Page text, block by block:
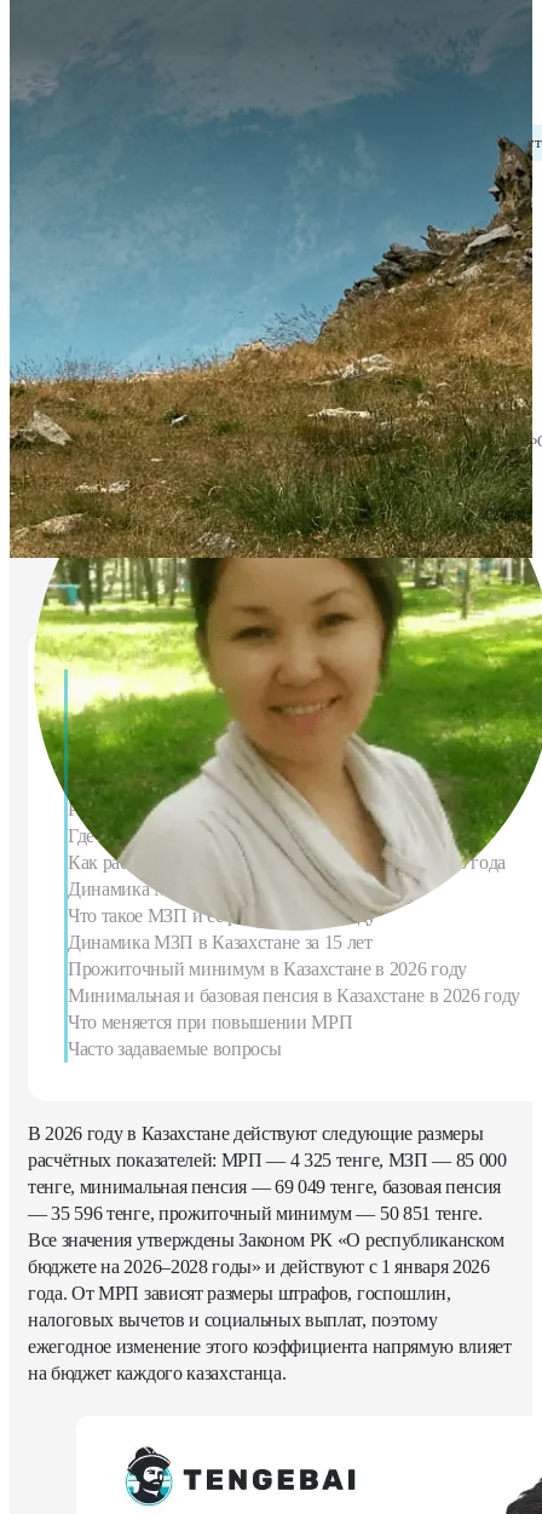
14 минут
МРП и МЗП в Казахстане в 2026
году: актуальные размеры и
Дана Қайыргелді
Эксперт по финансовой грамотности, Генеральный директор
TodayFinance Kazakhstan.
27.08.2024
07.05.2026
607
4.7
Содержание
Что такое МРП
На что влияет МРП
Размер МРП в Казахстане в 2026 году
Где применяется МРП на практике
Как рассчитать сумму в МРП — таблица для 2026 года
Динамика МРП в Казахстане за 15 лет
Что такое МЗП и её размер в 2026 году
Динамика МЗП в Казахстане за 15 лет
Прожиточный минимум в Казахстане в 2026 году
Минимальная и базовая пенсия в Казахстане в 2026 году
Что меняется при повышении МРП
Часто задаваемые вопросы
В 2026 году в Казахстане действуют следующие размеры
расчётных показателей: МРП — 4 325 тенге, МЗП — 85 000
тенге, минимальная пенсия — 69 049 тенге, базовая пенсия
— 35 596 тенге, прожиточный минимум — 50 851 тенге.
Все значения утверждены Законом РК «О республиканском
бюджете на 2026–2028 годы» и действуют с 1 января 2026
года. От МРП зависят размеры штрафов, госпошлин,
налоговых вычетов и социальных выплат, поэтому
ежегодное изменение этого коэффициента напрямую влияет
на бюджет каждого казахстанца.